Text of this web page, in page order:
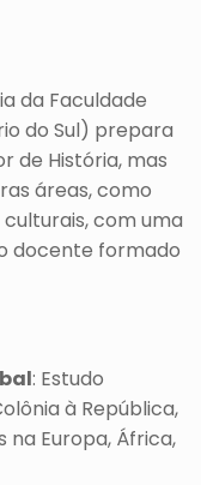
da Faculdade
do Sul) prepara
de História, mas
áreas, como
culturais, com uma
docente formado
: Estudo
à República,
Europa, África,